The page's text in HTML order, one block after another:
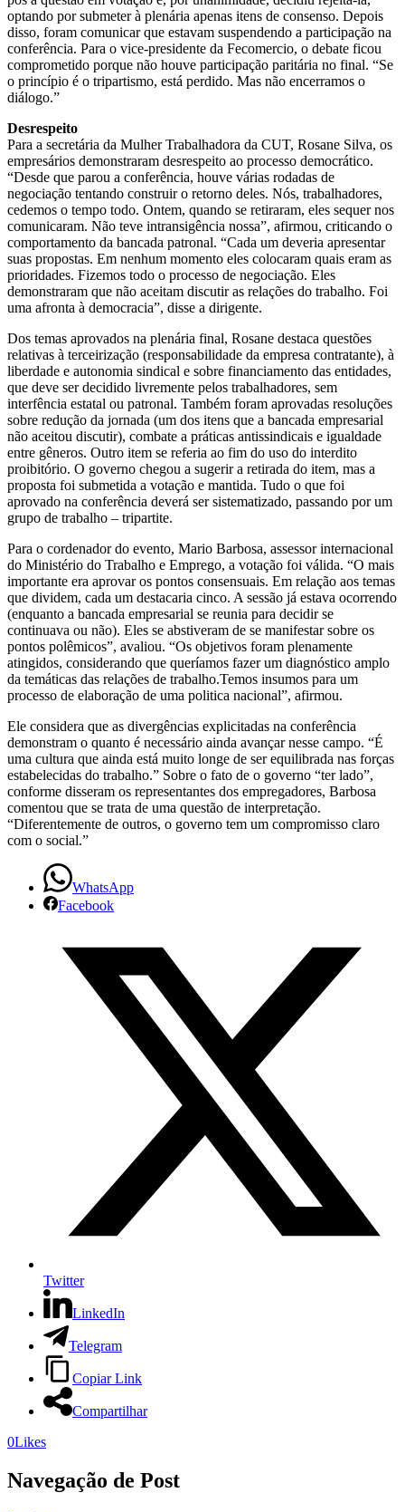
optando por submeter à plenária apenas itens de consenso. Depois
disso, foram comunicar que estavam suspendendo a participação na
conferência. Para o vice-presidente da Fecomercio, o debate ficou
comprometido porque não houve participação paritária no final. “Se
o princípio é o tripartismo, está perdido. Mas não encerramos o
diálogo.”
Desrespeito
Para a secretária da Mulher Trabalhadora da CUT, Rosane Silva, os
empresários demonstraram desrespeito ao processo democrático.
“Desde que parou a conferência, houve várias rodadas de
negociação tentando construir o retorno deles. Nós, trabalhadores,
cedemos o tempo todo. Ontem, quando se retiraram, eles sequer nos
comunicaram. Não teve intransigência nossa”, afirmou, criticando o
comportamento da bancada patronal. “Cada um deveria apresentar
suas propostas. Em nenhum momento eles colocaram quais eram as
prioridades. Fizemos todo o processo de negociação. Eles
demonstraram que não aceitam discutir as relações do trabalho. Foi
uma afronta à democracia”, disse a dirigente.
Dos temas aprovados na plenária final, Rosane destaca questões
relativas à terceirização (responsabilidade da empresa contratante), à
liberdade e autonomia sindical e sobre financiamento das entidades,
que deve ser decidido livremente pelos trabalhadores, sem
interfência estatal ou patronal. Também foram aprovadas resoluções
sobre redução da jornada (um dos itens que a bancada empresarial
não aceitou discutir), combate a práticas antissindicais e igualdade
entre gêneros. Outro item se referia ao fim do uso do interdito
proibitório. O governo chegou a sugerir a retirada do item, mas a
proposta foi submetida a votação e mantida. Tudo o que foi
aprovado na conferência deverá ser sistematizado, passando por um
grupo de trabalho – tripartite.
Para o cordenador do evento, Mario Barbosa, assessor internacional
do Ministério do Trabalho e Emprego, a votação foi válida. “O mais
importante era aprovar os pontos consensuais. Em relação aos temas
que dividem, cada um destacaria cinco. A sessão já estava ocorrendo
(enquanto a bancada empresarial se reunia para decidir se
continuava ou não). Eles se abstiveram de se manifestar sobre os
pontos polêmicos”, avaliou. “Os objetivos foram plenamente
atingidos, considerando que queríamos fazer um diagnóstico amplo
da temáticas das relações de trabalho.Temos insumos para um
processo de elaboração de uma politica nacional”, afirmou.
Ele considera que as divergências explicitadas na conferência
demonstram o quanto é necessário ainda avançar nesse campo. “É
uma cultura que ainda está muito longe de ser equilibrada nas forças
estabelecidas do trabalho.” Sobre o fato de o governo “ter lado”,
conforme disseram os representantes dos empregadores, Barbosa
comentou que se trata de uma questão de interpretação.
“Diferentemente de outros, o governo tem um compromisso claro
com o social.”
WhatsApp
Facebook
Twitter
LinkedIn
Telegram
Copiar Link
Compartilhar
0Likes
Navegação de Post